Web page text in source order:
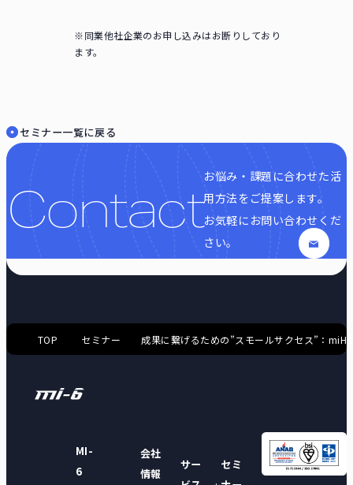
※同業他社企業のお申し込みはお断りしており
ます。
セミナー一覧に戻る
Contact
お悩み・課題に合わせた活
用方法をご提案します。
お気軽にお問い合わせくだ
さい。
TOP セミナー 成果に繋げるための”スモールサクセス”：
MI-
6
会社
情報
サー
セミ